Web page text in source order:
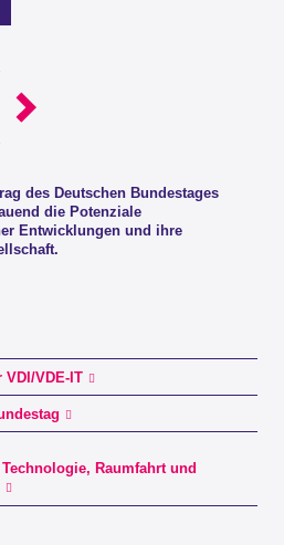
des Deutschen Bundestages
die Potenziale
Entwicklungen und ihre
VDE-IT
Raumfahrt und
ProfilProfil